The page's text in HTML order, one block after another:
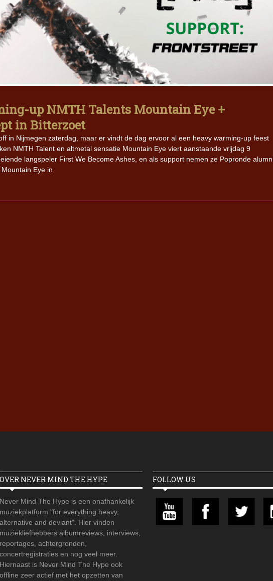
up NMTH Talents Mountain Eye +
in Bitterzoet
in Nijmegen zaterdag, maar er vindt de dag ervoor al een heavy warming-up feest
NMTH Talent en altmetal sensatie Mountain Eye viert aanstaande vrijdag 9
langspeler First We Become Ashes, en als support nemen ze Popronde
Eye in
OVER NEVER MIND THE HYPE
Never Mind The Hype is een onafhankelijk
muziekplatform "for everything heavy,
alternative and deviant". Hier vinden
muziekliefhebbers albumreviews, interviews,
reportages, achtergronden,
concertregistraties en nog veel meer.
Hiernaast is Never Mind The Hype ook
offline zeer actief met het opzetten van
FOLLOW US